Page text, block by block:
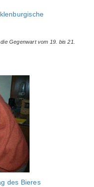
Gegenwart vom 19. bis 21.
des Bieres